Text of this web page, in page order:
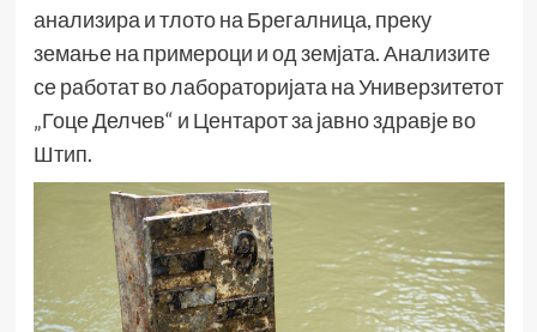
анализира и тлото на Брегалница, преку
земање на примероци и од земјата. Анализите
се работат во лабораторијата на Универзитетот
„Гоце Делчев“ и Центарот за јавно здравје во
Штип.